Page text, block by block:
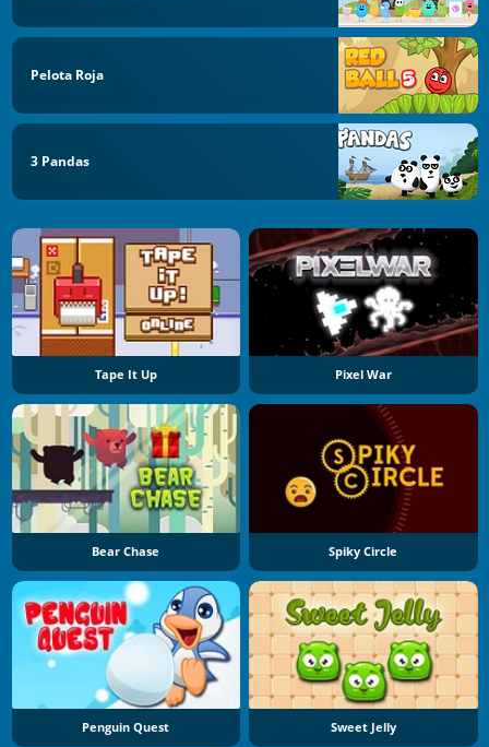
Pelota Roja
3 Pandas
Tape It Up Pixel War
Bear Chase Spiky Circle
Penguin Quest Sweet Jelly